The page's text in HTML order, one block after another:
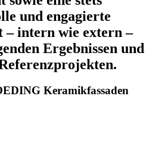
und engagierte
– intern wie extern –
Ergebnissen und
Keramikfassaden